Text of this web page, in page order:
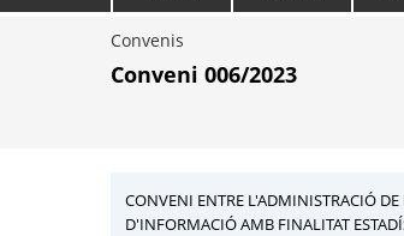
Convenis
Conveni 006/2023
CONVENI ENTRE L'ADMINISTRACIÓ DE
D'INFORMACIÓ AMB FINALITAT